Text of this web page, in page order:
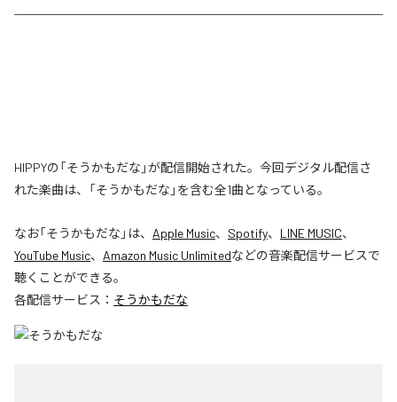
HIPPYの「そうかもだな」が配信開始された。今回デジタル配信さ
れた楽曲は、「そうかもだな」を含む全1曲となっている。
なお「そうかもだな 」は、 Apple Music、 Spotify、 LINE MUSIC、
YouTube Music、 Amazon Music Unlimitedなどの音楽配信サービスで
聴くことができる。
各配信サービス： そうかもだな